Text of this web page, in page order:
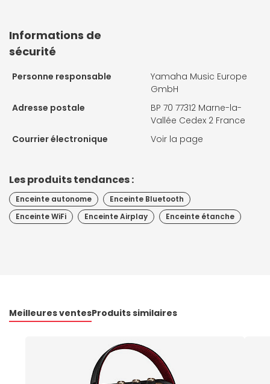
Informations de
sécurité
Personne responsable
Yamaha Music Europe
GmbH
Adresse postale
BP 70 77312 Marne-la-
Vallée Cedex 2 France
Courrier électronique
Voir la page
Les produits tendances :
Enceinte autonome
Enceinte Bluetooth
Enceinte WiFi
Enceinte Airplay Enceinte étanche
Meilleures ventesProduits similaires